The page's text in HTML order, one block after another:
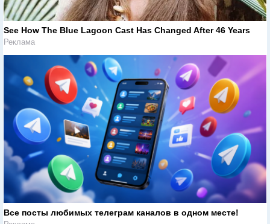
See How The Blue Lagoon Cast Has Changed After 46 Years
Реклама
Все посты любимых телеграм каналов в одном месте!